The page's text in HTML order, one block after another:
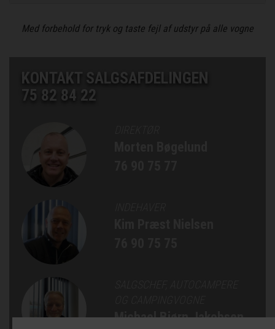
Med forbehold for tryk og taste fejl af udstyr på alle vogne
KONTAKT SALGSAFDELINGEN
75 82 84 22
Michael Bjørn Jakobsen